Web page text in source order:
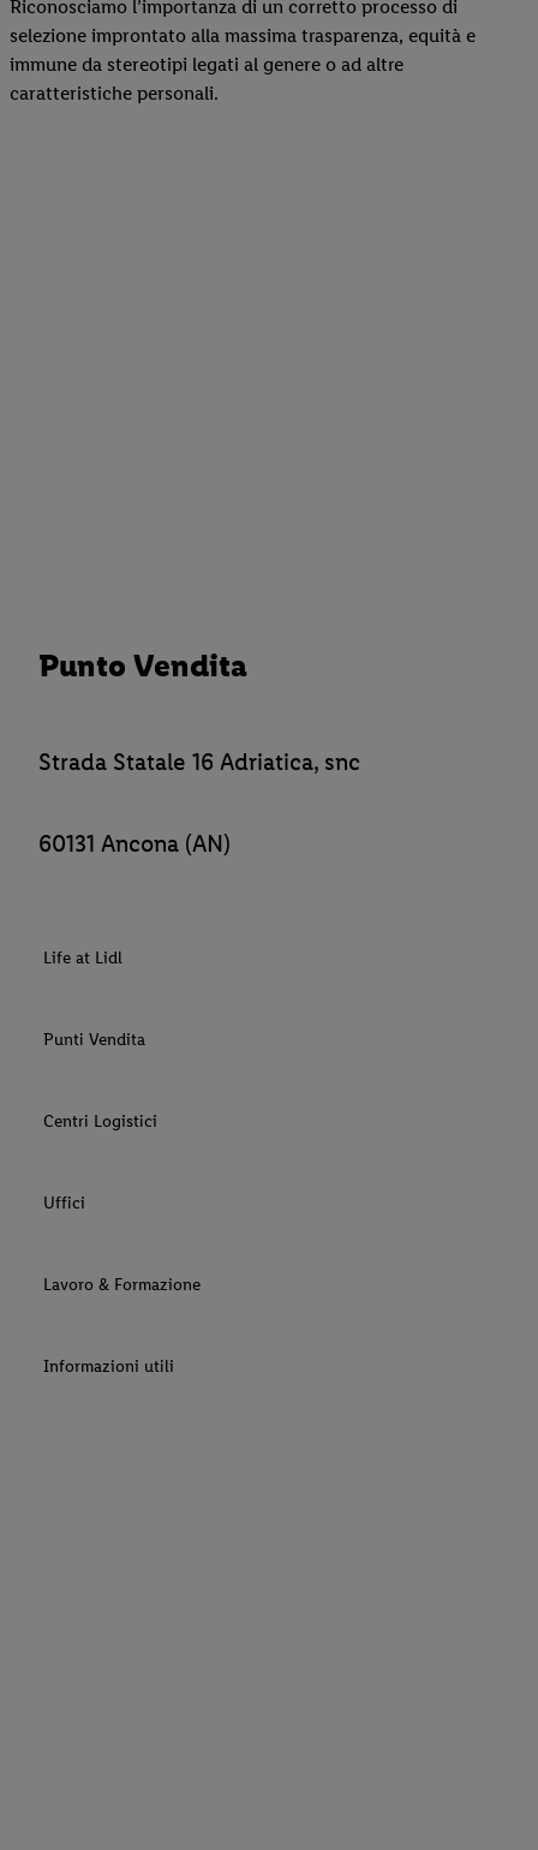
Riconosciamo l’importanza di un corretto processo di
selezione improntato alla massima trasparenza, equità e
immune da stereotipi legati al genere o ad altre
caratteristiche personali.
Punto Vendita
Strada Statale 16 Adriatica, snc
60131 Ancona (AN)
Life at Lidl
Punti Vendita
Centri Logistici
Uffici
Lavoro & Formazione
Informazioni utili